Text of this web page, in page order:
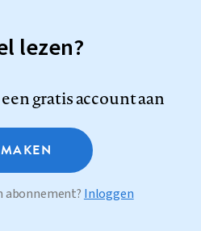
lezen?
een gratis account aan
abonnement? Inloggen